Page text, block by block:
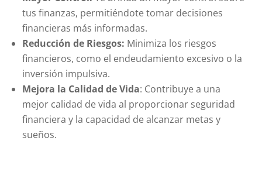
tus finanzas, permitiéndote tomar decisiones
financieras más informadas.
Reducción de Riesgos: Minimiza los riesgos
financieros, como el endeudamiento excesivo o la
inversión impulsiva.
Mejora la Calidad de Vida: Contribuye a una
mejor calidad de vida al proporcionar seguridad
financiera y la capacidad de alcanzar metas y
sueños.